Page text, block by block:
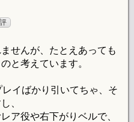
評
せんが、たとえあっても
と考えています。
イばかり引いてちゃ、そ
、
ア役や右下がりベルで、